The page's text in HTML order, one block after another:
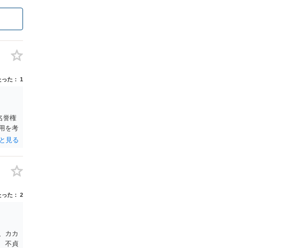
った 1
誉権
を考
った 2
カカ
不貞